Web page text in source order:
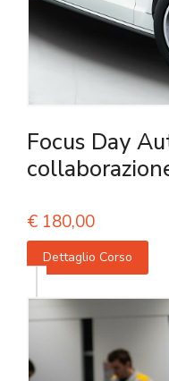
Focus Day
€ 180,00
Dettaglio Corso